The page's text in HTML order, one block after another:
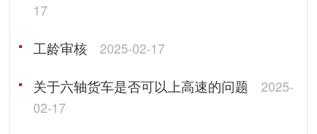
17
工龄审核 2025-02-17
关于六轴货车是否可以上高速的问题
2025-
02-17